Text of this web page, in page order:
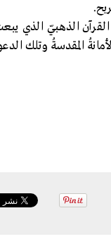
الذهبيّ الذي
المقدسةُ وتلك